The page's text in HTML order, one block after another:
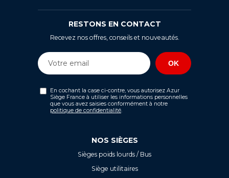
RESTONS EN CONTACT
Recevez nos offres, conseils et nouveautés.
En cochant la case ci-contre, vous autorisez Azur
Siège France à utiliser les informations personnelles
que vous avez saisies conformément à notre
politique de confidentialité
NOS SIÈGES
Sièges poids lourds / Bus
Siège utilitaires